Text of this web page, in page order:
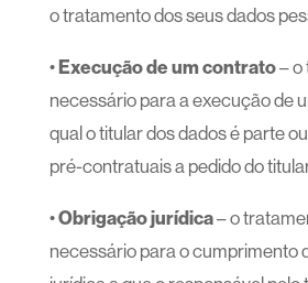
o tratamento dos seus dados
•Execução de um contrato– o
necessário para a execução de
qual o titular dos dados é parte
pré-contratuais a pedido do
•Obrigação jurídica– o
necessário para o cumprimento